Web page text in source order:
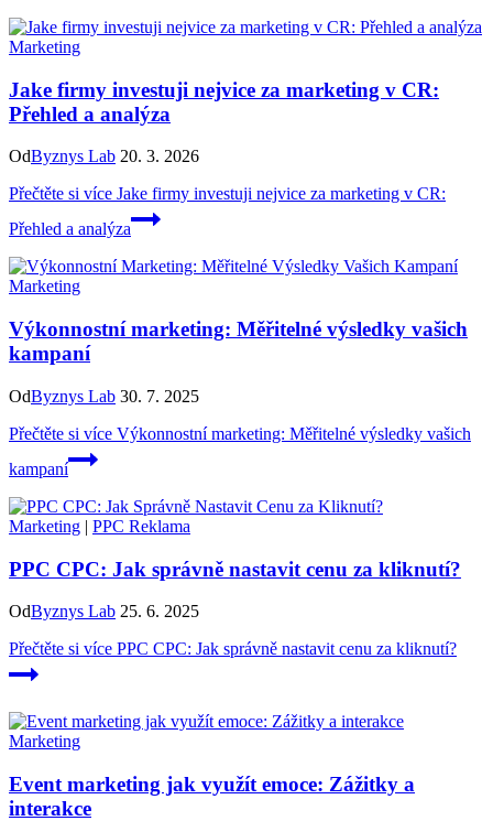
Marketing
Jake firmy investuji nejvice za marketing v CR:
Přehled a analýza
OdByznys Lab 20. 3. 2026
Přečtěte si více Jake firmy investuji nejvice za marketing v CR:
Přehled a analýza
Marketing
Výkonnostní marketing: Měřitelné výsledky vašich
kampaní
OdByznys Lab 30. 7. 2025
Přečtěte si více Výkonnostní marketing: Měřitelné výsledky vašich
kampaní
Marketing | PPC Reklama
PPC CPC: Jak správně nastavit cenu za kliknutí?
OdByznys Lab 25. 6. 2025
Přečtěte si více PPC CPC: Jak správně nastavit cenu za kliknutí?
Marketing
Event marketing jak využít emoce: Zážitky a
interakce